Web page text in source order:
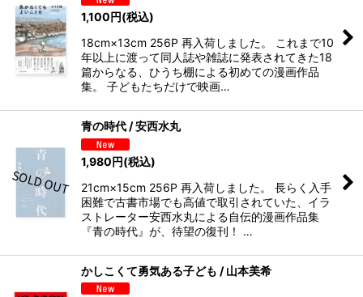
1,100円(税込)
18cm×13cm 256P 再入荷しました。 これまで10
年以上に渡って同人誌や雑誌に発表されてきた18
篇からなる、ひうち棚による初めての漫画作品
集。 子どもたちだけで映画…
青の時代 / 安西水丸
1,980円(税込)
21cm×15cm 256P 再入荷しました。 長らく入手
困難で古書市場でも高値で取引されていた、イラ
ストレーター安西水丸による自伝的漫画作品集
『青の時代』が、待望の復刊！ …
かしこくて勇気ある子ども / 山本美希